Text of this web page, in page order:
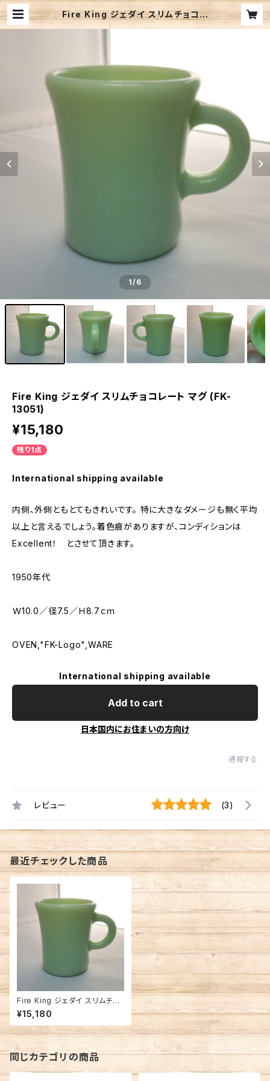
Fire King ジェダイ スリムチョコレ
ート マグ (FK-13051) | TRI-ZEAL
1/6
Fire King ジェダイ スリムチョコレート マグ (FK-
13051)
¥15,180
残り1点
International shipping available
内側、外側ともとてもきれいです。 特に大きなダメージも無く平均
以上と言えるでしょう。着色痕がありますが、コンディションは
Excellent！ とさせて頂きます。
1950年代
Ｗ10.0／径7.5／Ｈ8.7ｃｍ
OVEN,"FK-Logo",WARE
International shipping available
Add to cart
日本国内にお住まいの方向け
通報する
レビュー (3)
最近チェックした商品
Fire King ジェダイ スリムチョ
¥15,180
同じカテゴリの商品